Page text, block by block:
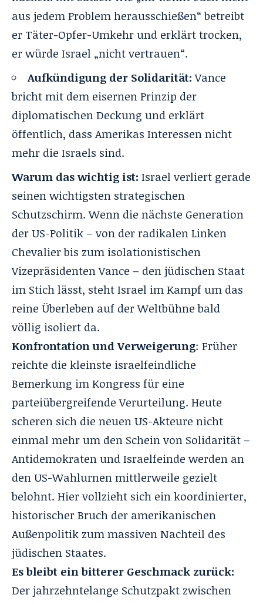
aus jedem Problem herausschießen“ betreibt
er Täter-Opfer-Umkehr und erklärt trocken,
er würde Israel „nicht vertrauen“.
Aufkündigung der Solidarität:Vance
bricht mit dem eisernen Prinzip der
diplomatischen Deckung und erklärt
öffentlich, dass Amerikas Interessen nicht
mehr die Israels sind.
Warum das wichtig ist: Israel verliert gerade
seinen wichtigsten strategischen
Schutzschirm. Wenn die nächste Generation
der US-Politik – von der radikalen Linken
Chevalier bis zum isolationistischen
Vizepräsidenten Vance – den jüdischen Staat
im Stich lässt, steht Israel im Kampf um das
reine Überleben auf der Weltbühne bald
völlig isoliert da.
Konfrontation und Verweigerung: Früher
reichte die kleinste israelfeindliche
Bemerkung im Kongress für eine
parteiübergreifende Verurteilung. Heute
scheren sich die neuen US-Akteure nicht
einmal mehr um den Schein von Solidarität –
Antidemokraten und Israelfeinde werden an
den US-Wahlurnen mittlerweile gezielt
belohnt. Hier vollzieht sich ein koordinierter,
historischer Bruch der amerikanischen
Außenpolitik zum massiven Nachteil des
jüdischen Staates.
Es bleibt ein bitterer Geschmack zurück:
Der jahrzehntelange Schutzpakt zwischen